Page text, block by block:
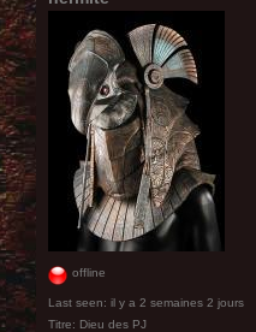
offline
Last seen: il y a 2 semaines 2 jours
Titre: Dieu des PJ